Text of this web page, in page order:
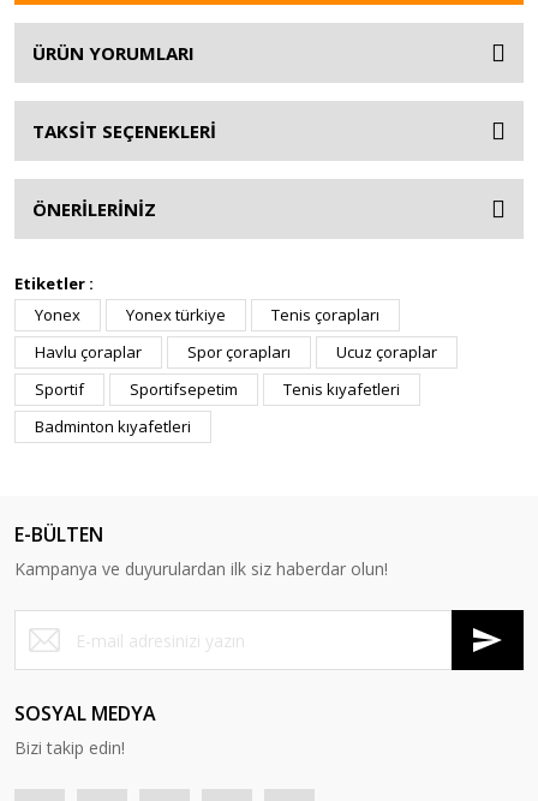
ÜRÜN YORUMLARI
TAKSİT SEÇENEKLERİ
ÖNERİLERİNİZ
Etiketler :
Yonex
Yonex türkiye
Tenis çorapları
Havlu çoraplar
Spor çorapları
Ucuz çoraplar
Sportif
Sportifsepetim
Tenis kıyafetleri
Badminton kıyafetleri
E-BÜLTEN
Kampanya ve duyurulardan ilk siz haberdar olun!
SOSYAL MEDYA
Bizi takip edin!